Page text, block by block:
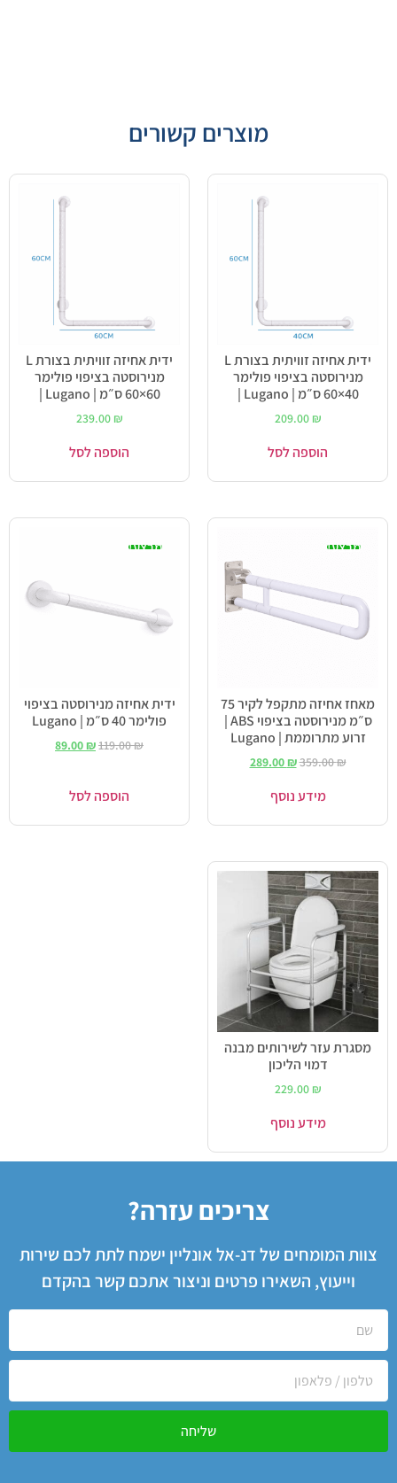
מוצרים קשורים
ידית אחיזה זוויתית בצורת L
מנירוסטה בציפוי פולימר
40×60 ס״מ | Lugano |
209.00 ₪
הוספה לסל
ידית אחיזה זוויתית בצורת L
מנירוסטה בציפוי פולימר
60×60 ס״מ | Lugano |
239.00 ₪
הוספה לסל
מבצע!
מאחז אחיזה מתקפל לקיר 75
ס״מ מנירוסטה בציפוי ABS |
זרוע מתרוממת | Lugano
359.00₪
289.00₪
מידע נוסף
מבצע!
ידית אחיזה מנירוסטה בציפוי
פולימר 40 ס״מ | Lugano
119.00₪
89.00₪
הוספה לסל
מסגרת עזר לשירותים מבנה
דמוי הליכון
229.00 ₪
מידע נוסף
צריכים עזרה?
צוות המומחים של דנ-אל אונליין ישמח לתת לכם שירות
וייעוץ, השאירו פרטים וניצור אתכם קשר בהקדם
שליחה